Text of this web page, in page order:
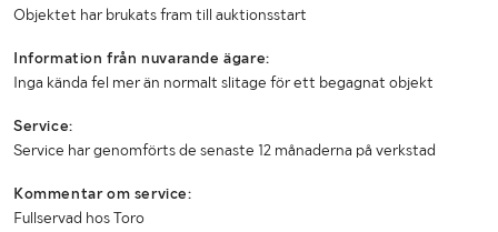
Bredd (mm) Transportbredd 1800
Höjd (mm)
Objektet har brukats fram till auktionsstart
Information från nuvarande ägare:
Inga kända fel mer än normalt slitage för ett begagnat objekt
Service:
Service har genomförts de senaste 12 månaderna på verkstad
Kommentar om service:
Fullservad hos Toro